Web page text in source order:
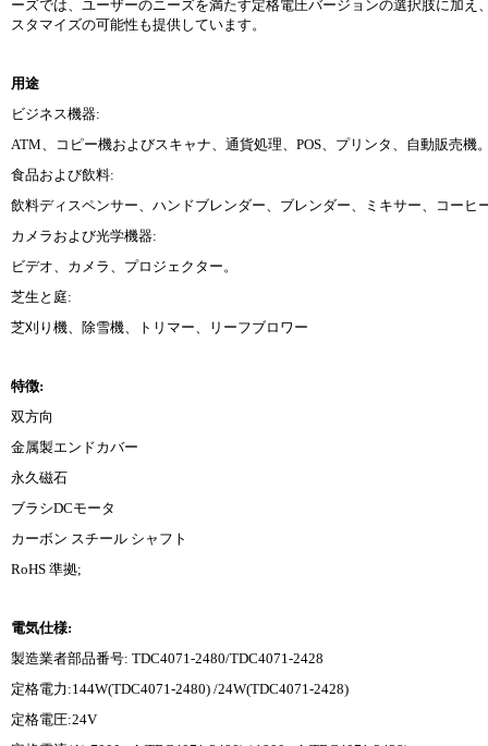
ーズでは、ユーザーのニーズを満たす定格電圧バージョンの選択肢に加
スタマイズの可能性も提供しています。
用途
ビジネス機器:
ATM、コピー機およびスキャナ、通貨処理、POS、プリンタ、自動販売機
食品および飲料:
飲料ディスペンサー、ハンドブレンダー、ブレンダー、ミキサー、コー
カメラおよび光学機器:
ビデオ、カメラ、プロジェクター。
芝生と庭:
芝刈り機、除雪機、トリマー、リーフブロワー
特徴:
双方向
金属製エンドカバー
永久磁石
ブラシDCモータ
カーボン スチール シャフト
RoHS 準拠;
電気仕様:
製造業者部品番号: TDC4071-2480/TDC4071-2428
定格電力:144W(TDC4071-2480) /24W(TDC4071-2428)
定格電圧:24V